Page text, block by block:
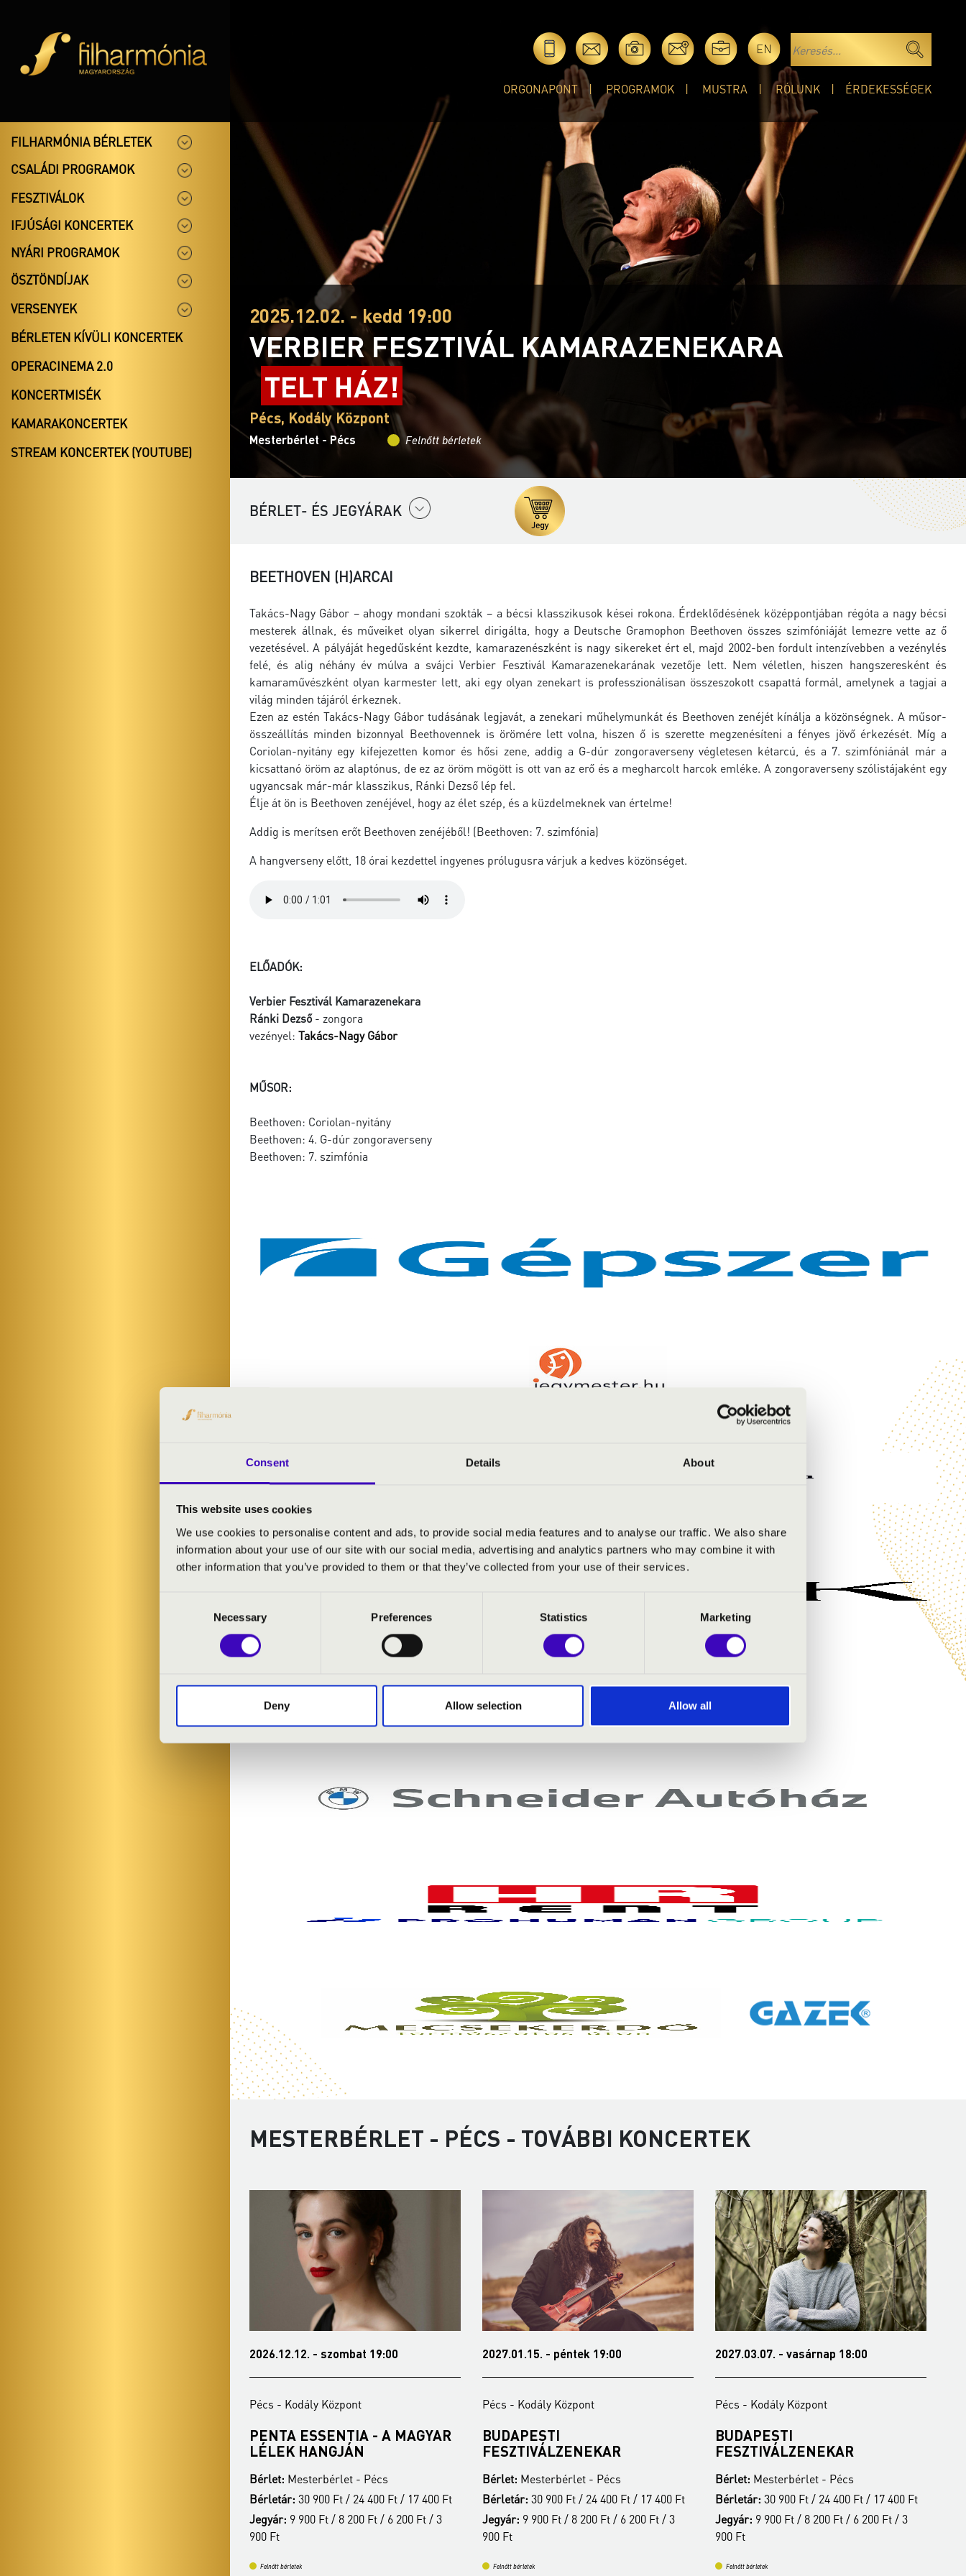
Consent Details About
This website uses cookies
We use cookies to personalise content and ads, to provide social media features and to analyse our traffic. We also share
information about your use of our site with our social media, advertising and analytics partners who may combine it with
other information that you’ve provided to them or that they’ve collected from your use of their services.
Necessary Preferences Statistics Marketing
Deny Allow selection Allow all
EN
ORGONAPONT PROGRAMOK MUSTRA RÓLUNK ÉRDEKESSÉGEK
FILHARMÓNIA BÉRLETEK
CSALÁDI PROGRAMOK
FESZTIVÁLOK
IFJÚSÁGI KONCERTEK
NYÁRI PROGRAMOK
ÖSZTÖNDÍJAK
VERSENYEK
BÉRLETEN KÍVÜLI KONCERTEK
OPERACINEMA 2.0
KONCERTMISÉK
KAMARAKONCERTEK
STREAM KONCERTEK (YOUTUBE)
2025.12.02. - kedd 19:00
VERBIER FESZTIVÁL KAMARAZENEKARA
TELT HÁZ!
Pécs, Kodály Központ
Mesterbérlet - Pécs Felnőtt bérletek
BÉRLET- ÉS JEGYÁRAK
BEETHOVEN (H)ARCAI
Takács-Nagy Gábor – ahogy mondani szokták – a bécsi klasszikusok kései rokona. Érdeklődésének középpontjában régóta a nagy bécsi
mesterek állnak, és műveiket olyan sikerrel dirigálta, hogy a Deutsche Gramophon Beethoven összes szimfóniáját lemezre vette az ő
vezetésével. A pályáját hegedűsként kezdte, kamarazenészként is nagy sikereket ért el, majd 2002-ben fordult intenzívebben a vezénylés
felé, és alig néhány év múlva a svájci Verbier Fesztivál Kamarazenekarának vezetője lett. Nem véletlen, hiszen hangszeresként és
kamaraművészként olyan karmester lett, aki egy olyan zenekart is professzionálisan összeszokott csapattá formál, amelynek a tagjai a
világ minden tájáról érkeznek.
Ezen az estén Takács-Nagy Gábor tudásának legjavát, a zenekari műhelymunkát és Beethoven zenéjét kínálja a közönségnek. A műsor-
összeállítás minden bizonnyal Beethovennek is örömére lett volna, hiszen ő is szerette megzenésíteni a fényes jövő érkezését. Míg a
Coriolan-nyitány egy kifejezetten komor és hősi zene, addig a G-dúr zongoraverseny végletesen kétarcú, és a 7. szimfóniánál már a
kicsattanó öröm az alaptónus, de ez az öröm mögött is ott van az erő és a megharcolt harcok emléke. A zongoraverseny szólistájaként egy
ugyancsak már-már klasszikus, Ránki Dezső lép fel.
Élje át ön is Beethoven zenéjével, hogy az élet szép, és a küzdelmeknek van értelme!
Addig is merítsen erőt Beethoven zenéjéből! (Beethoven: 7. szimfónia)
A hangverseny előtt, 18 órai kezdettel ingyenes prólugusra várjuk a kedves közönséget.
ELŐADÓK:
Verbier Fesztivál Kamarazenekara
Ránki Dezső- zongora
vezényel: Takács-Nagy Gábor
MŰSOR:
Beethoven: Coriolan-nyitány
Beethoven: 4. G-dúr zongoraverseny
Beethoven: 7. szimfónia
MESTERBÉRLET - PÉCS - TOVÁBBI KONCERTEK
2026.12.12. - szombat 19:00
Pécs - Kodály Központ
PENTA ESSENTIA - A MAGYAR
LÉLEK HANGJÁN
Bérlet: Mesterbérlet - Pécs
Bérletár: 30 900 Ft / 24 400 Ft / 17 400 Ft
Jegyár: 9 900 Ft / 8 200 Ft / 6 200 Ft / 3
900 Ft
Felnőtt bérletek
2027.01.15. - péntek 19:00
Pécs - Kodály Központ
BUDAPESTI
FESZTIVÁLZENEKAR
Bérlet: Mesterbérlet - Pécs
Bérletár: 30 900 Ft / 24 400 Ft / 17 400 Ft
Jegyár: 9 900 Ft / 8 200 Ft / 6 200 Ft / 3
900 Ft
Felnőtt bérletek
2027.03.07. - vasárnap 18:00
Pécs - Kodály Központ
BUDAPESTI
FESZTIVÁLZENEKAR
Bérlet: Mesterbérlet - Pécs
Bérletár: 30 900 Ft / 24 400 Ft / 17 400 Ft
Jegyár: 9 900 Ft / 8 200 Ft / 6 200 Ft / 3
900 Ft
Felnőtt bérletek